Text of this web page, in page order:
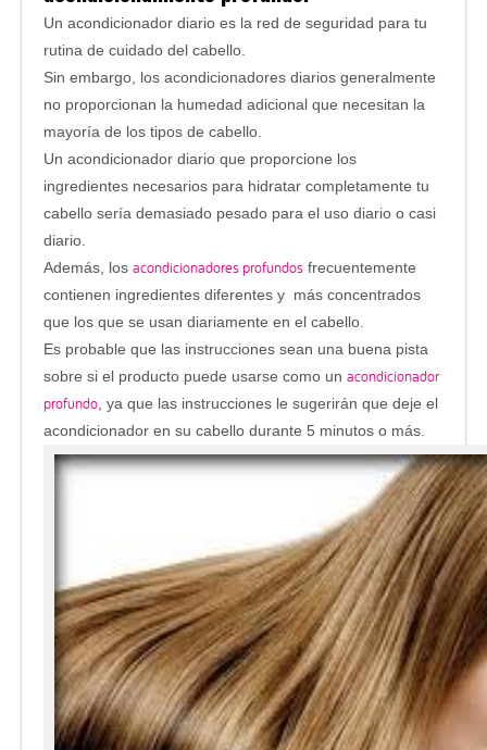
Un acondicionador diario es la red de seguridad para tu
rutina de cuidado del cabello.
Sin embargo, los acondicionadores diarios generalmente
no proporcionan la humedad adicional que necesitan la
mayoría de los tipos de cabello.
Un acondicionador diario que proporcione los
ingredientes necesarios para hidratar completamente tu
cabello sería demasiado pesado para el uso diario o casi
diario.
Además, los acondicionadores profundos frecuentemente
contienen ingredientes diferentes y más concentrados
que los que se usan diariamente en el cabello.
Es probable que las instrucciones sean una buena pista
sobre si el producto puede usarse como un acondicionador
profundo, ya que las instrucciones le sugerirán que deje el
acondicionador en su cabello durante 5 minutos o más.